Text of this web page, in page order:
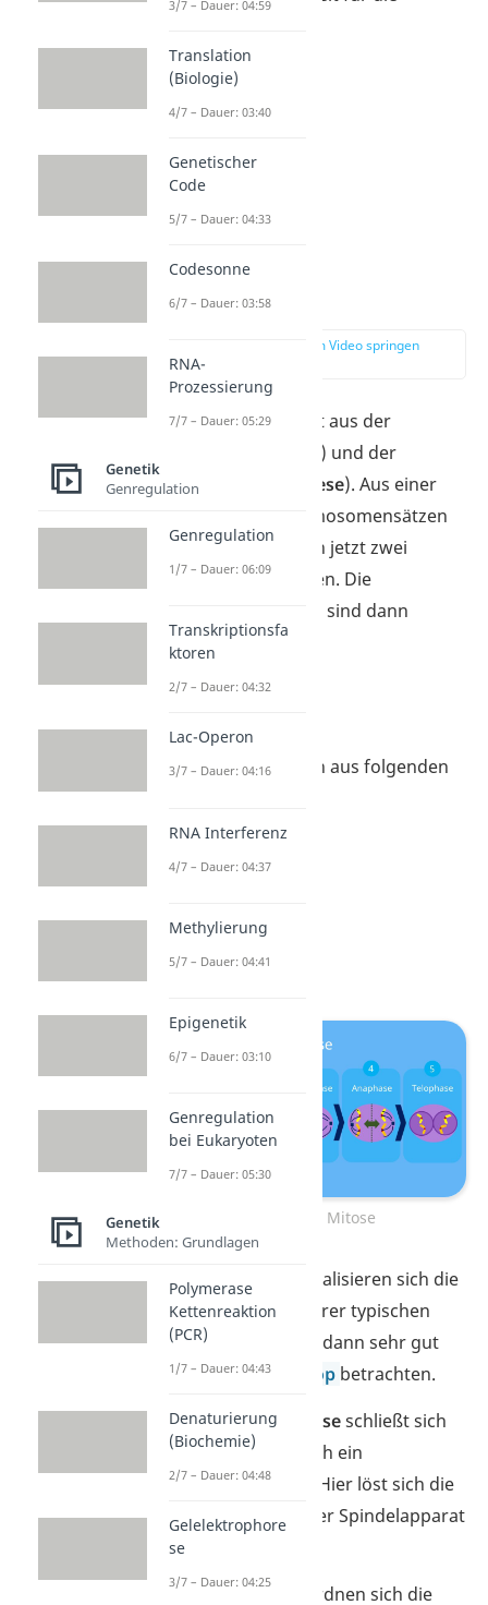
M-Phase
zur Stelle im Video springen
DieM-Phasebesteht aus der
) und der
Zellteilung (
Cytokinese). Aus einer
Zelle mit zwei Chromosomensätzen
(= diploid) entstehen jetzt zwei
diploide Tochterzellen. Die
entstandenen Zellen sind dann
genetisch identisch.
DieMitosesetzt sich aus folgenden
Prophase
Prometaphase
Anaphase
Telophase
Ablauf der Mitose
In der
spiralisieren sich die
Chromosomen zu ihrer typischen
Form. Du kannst sie dann sehr gut
unter demMikroskop betrachten.
Mit derPrometaphaseschließt sich
an die Prophase noch ein
Zwischenschritt an. Hier löst sich die
Kernhülle auf und der Spindelapparat
bildet sich aus.
In derMetaphase
ordnen sich die
3/7 – Dauer: 04:59
Translation
(Biologie)
4/7 – Dauer: 03:40
Genetischer
Code
5/7 – Dauer: 04:33
Codesonne
6/7 – Dauer: 03:58
RNA-
Prozessierung
7/7 – Dauer: 05:29
Genetik
Genregulation
Genregulation
1/7 – Dauer: 06:09
Transkriptionsfa
ktoren
2/7 – Dauer: 04:32
Lac-Operon
3/7 – Dauer: 04:16
RNA Interferenz
4/7 – Dauer: 04:37
Methylierung
5/7 – Dauer: 04:41
Epigenetik
6/7 – Dauer: 03:10
Genregulation
bei Eukaryoten
7/7 – Dauer: 05:30
Genetik
Methoden: Grundlagen
Polymerase
Kettenreaktion
(PCR)
1/7 – Dauer: 04:43
Denaturierung
(Biochemie)
2/7 – Dauer: 04:48
Gelelektrophore
se
3/7 – Dauer: 04:25